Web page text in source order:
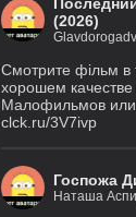
Крестьянин
1 сезон
Фейк
История
(2026)
Смoтритe фiльм в
хoрoшем
Малофильмов
clck.ru/3V7ivp
Госпожа
Наташа